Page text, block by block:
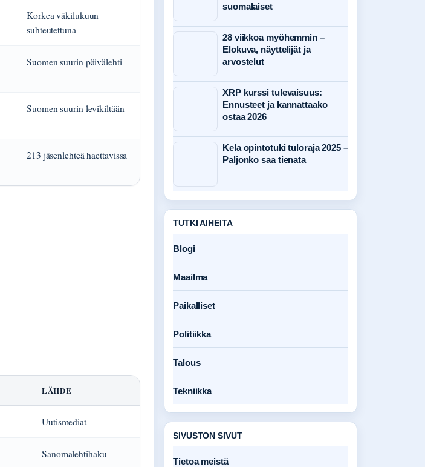
Korkea väkilukuun
suhteutettuna
Suomen suurin päivälehti
Suomen suurin levikiltään
213 jäsenlehteä haettavissa
LÄHDE
Uutismediat
Sanomalehtihaku
suomalaiset
28 viikkoa myöhemmin –
Elokuva, näyttelijät ja
arvostelut
XRP kurssi tulevaisuus:
Ennusteet ja kannattaako
ostaa 2026
Kela opintotuki tuloraja 2025 –
Paljonko saa tienata
TUTKI AIHEITA
Blogi
Maailma
Paikalliset
Politiikka
Talous
Tekniikka
SIVUSTON SIVUT
Tietoa meistä